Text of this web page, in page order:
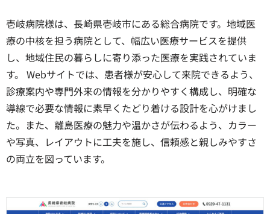
壱岐病院様は、長崎県壱岐市にある総合病院です。地域医
療の中核を担う病院として、幅広い医療サービスを提供
し、地域住民の暮らしに寄り添った医療を実践されていま
す。 Webサイトでは、患者様が安心して来院できるよう、
診療案内や専門外来の情報を分かりやすく構成し、明確な
導線で必要な情報に素早くたどり着ける設計を心がけまし
た。また、離島医療の魅力や温かさが伝わるよう、カラー
や写真、レイアウトに工夫を施し、信頼感と親しみやすさ
の両立を図っています。